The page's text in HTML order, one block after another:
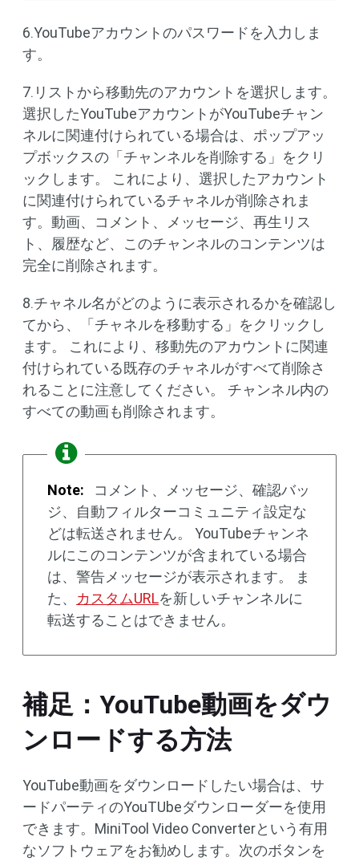
6.YouTubeアカウントのパスワードを入力しま
す。
7.リストから移動先のアカウントを選択します。
選択したYouTubeアカウントがYouTubeチャン
ネルに関連付けられている場合は、ポップアッ
プボックスの「チャンネルを削除する」をクリ
ックします。 これにより、選択したアカウント
に関連付けられているチャネルが削除されま
す。動画、コメント、メッセージ、再生リス
ト、履歴など、このチャンネルのコンテンツは
完全に削除されます。
8.チャネル名がどのように表示されるかを確認し
てから、「チャネルを移動する」をクリックし
ます。 これにより、移動先のアカウントに関連
付けられている既存のチャネルがすべて削除さ
れることに注意してください。 チャンネル内の
すべての動画も削除されます。
Note:
コメント、メッセージ、確認バッ
ジ、自動フィルターコミュニティ設定な
どは転送されません。 YouTubeチャンネ
ルにこのコンテンツが含まれている場合
は、警告メッセージが表示されます。 ま
た、 カスタムURLを新しいチャンネルに
転送することはできません。
補足：YouTube動画をダウ
ンロードする方法
YouTube動画をダウンロードしたい場合は、サ
ードパーティのYouTUbeダウンローダーを使用
できます。MiniTool Video Converterという有用
なソフトウェアをお勧めします。次のボタンを